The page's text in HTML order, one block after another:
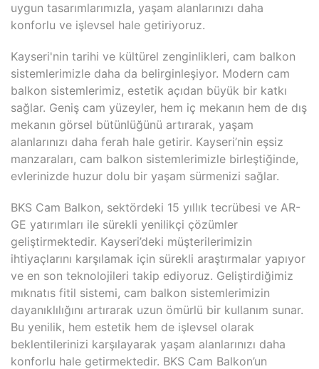
uygun tasarımlarımızla, yaşam alanlarınızı daha
konforlu ve işlevsel hale getiriyoruz.
Kayseri'nin tarihi ve kültürel zenginlikleri, cam balkon
sistemlerimizle daha da belirginleşiyor. Modern cam
balkon sistemlerimiz, estetik açıdan büyük bir katkı
sağlar. Geniş cam yüzeyler, hem iç mekanın hem de dış
mekanın görsel bütünlüğünü artırarak, yaşam
alanlarınızı daha ferah hale getirir. Kayseri’nin eşsiz
manzaraları, cam balkon sistemlerimizle birleştiğinde,
evlerinizde huzur dolu bir yaşam sürmenizi sağlar.
BKS Cam Balkon, sektördeki 15 yıllık tecrübesi ve AR-
GE yatırımları ile sürekli yenilikçi çözümler
geliştirmektedir. Kayseri’deki müşterilerimizin
ihtiyaçlarını karşılamak için sürekli araştırmalar yapıyor
ve en son teknolojileri takip ediyoruz. Geliştirdiğimiz
mıknatıs fitil sistemi, cam balkon sistemlerimizin
dayanıklılığını artırarak uzun ömürlü bir kullanım sunar.
Bu yenilik, hem estetik hem de işlevsel olarak
beklentilerinizi karşılayarak yaşam alanlarınızı daha
konforlu hale getirmektedir. BKS Cam Balkon’un